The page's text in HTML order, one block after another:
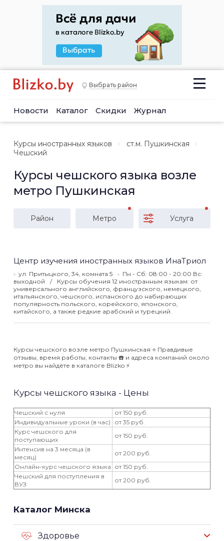
Выбрать район
Новости Каталог Скидки Журнал
Курсы иностранных языков
ст.м. Пушкинская
Чешский
Курсы чешского языка возле
метро Пушкинская
Район Метро Услуга
Центр изучения иностранных языков ИнаТриол
ул. Притыцкого, 34, комната 5
Пн - Сб: 08:00 - 20:00 Вс:
выходной
Курсы обучения 12 иностранным языкам: от
универсального английского, французского, немецкого,
итальянского, чешского, испанского до набирающих
популярность польского, корейского, японского,
китайского, а также редкие арабский и турецкий.
Курсы чешского возле метро Пушкинская ⭐️ Правдивые
отзывы, время работы, контакты ☎️ и адреса компаний около
метро вы найдёте в каталоге Blizko ⚡️
Курсы чешского языка - Цены
Чешский с нуля
от 150 руб.
Индивидуальные уроки (в час)
от 35 руб.
Курс чешского для
поступающих
от 150 руб.
Интенсив на 3 месяца (в
месяц)
от 200 руб.
Онлайн-курс чешского языка от 150 руб.
Чешский для поступления в
ВУЗ
от 200 руб.
Каталог Минска
Здоровье